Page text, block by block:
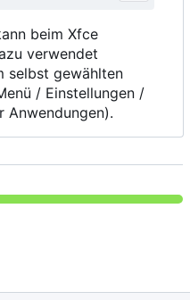
beim Xfce
verwendet
selbst gewählten
/ Einstellungen /
Anwendungen).